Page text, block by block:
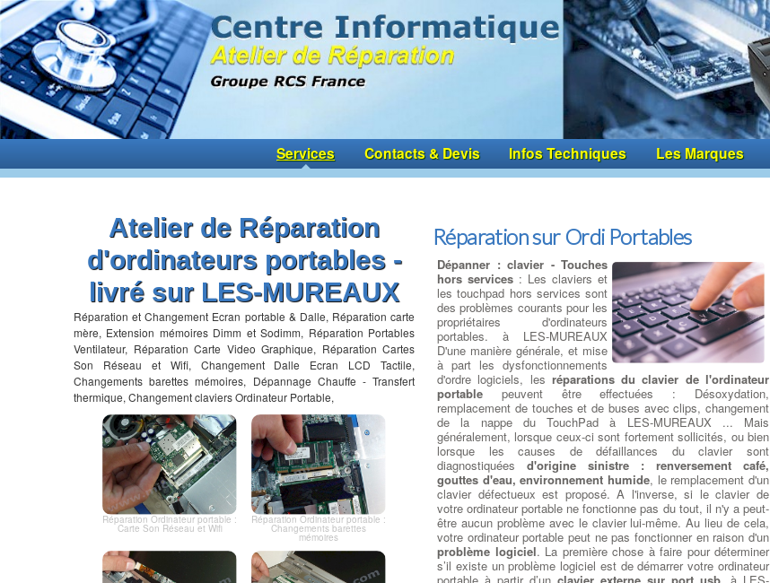
Services Contacts & Devis Infos Techniques Les Marques
Atelier de Réparation
d'ordinateurs portables -
livré sur LES-MUREAUX
Réparation et Changement Ecran portable & Dalle, Réparation carte
mère, Extension mémoires Dimm et Sodimm, Réparation Portables
Ventilateur, Réparation Carte Video Graphique, Réparation Cartes
Son Réseau et Wifi, Changement Dalle Ecran LCD Tactile,
Changements barettes mémoires, Dépannage Chauffe - Transfert
thermique, Changement claviers Ordinateur Portable,
Réparation Ordinateur portable :
Carte Son Réseau et Wifi
Réparation Ordinateur portable :
Changements barettes
mémoires
Réparation sur Ordi Portables
Dépanner : clavier - Touches
hors services : Les claviers et
les touchpad hors services sont
des problèmes courants pour les
propriétaires d'ordinateurs
portables. à LES-MUREAUX
D'une manière générale, et mise
à part les dysfonctionnements
d'ordre logiciels, les réparations du clavier de l'ordinateur
portable peuvent être effectuées : Désoxydation,
remplacement de touches et de buses avec clips, changement
de la nappe du TouchPad à LES-MUREAUX ... Mais
généralement, lorsque ceux-ci sont fortement sollicités, ou bien
lorsque les causes de défaillances du clavier sont
diagnostiquées d'origine sinistre : renversement café,
gouttes d'eau, environnement humide, le remplacement d'un
clavier défectueux est proposé. A l'inverse, si le clavier de
votre ordinateur portable ne fonctionne pas du tout, il n'y a peut-
être aucun problème avec le clavier lui-même. Au lieu de cela,
votre ordinateur portable peut ne pas fonctionner en raison d'un
problème logiciel. La première chose à faire pour déterminer
s’il existe un problème logiciel est de démarrer votre ordinateur